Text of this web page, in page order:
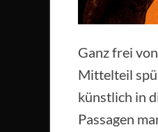
Ganz frei
Mittelteil
künstlich in
Passagen